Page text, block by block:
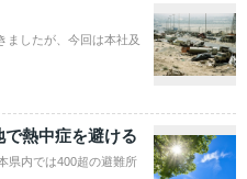
ましたが、今回は本社及
熱中症を避ける
県内では400超の避難所